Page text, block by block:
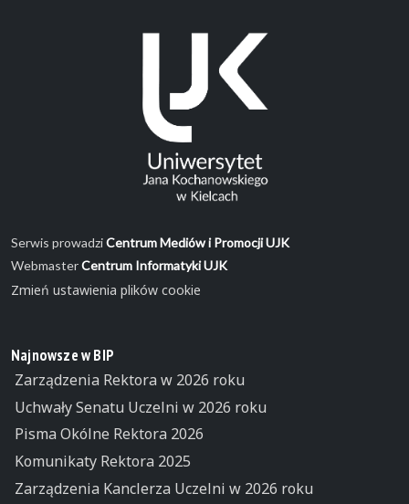
Serwis prowadziCentrum Mediów i Promocji UJK
WebmasterCentrum Informatyki UJK
Zmień ustawienia plików cookie
Najnowsze w BIP
Zarządzenia Rektora w 2026 roku
Uchwały Senatu Uczelni w 2026 roku
Pisma Okólne Rektora 2026
Komunikaty Rektora 2025
Zarządzenia Kanclerza Uczelni w 2026 roku